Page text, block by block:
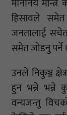
हिसावले
जनतालाई
समेत जोडनु पर्ने
उनले निकुञ्ज
हुन भन्ने भन्ने
वन्यजन्तु